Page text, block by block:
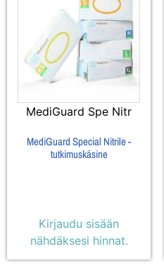
MediGuard Spe Nitr
MediGuard Special Nitrile -
tutkimuskäsine
Kirjaudu sisään
nähdäksesi hinnat.